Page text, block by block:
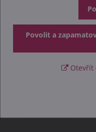
Povolit a
Otevřít